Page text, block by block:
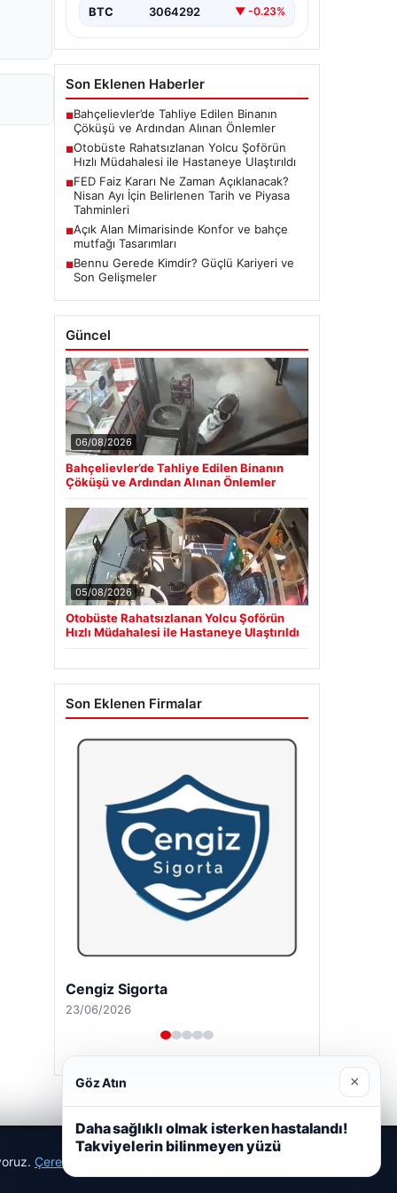
BTC 3064292 ▼ -0.23%
Son Eklenen Haberler
■Bahçelievler’de Tahliye Edilen Binanın
Çöküşü ve Ardından Alınan Önlemler
■Otobüste Rahatsızlanan Yolcu Şoförün
Hızlı Müdahalesi ile Hastaneye Ulaştırıldı
■FED Faiz Kararı Ne Zaman Açıklanacak?
Nisan Ayı İçin Belirlenen Tarih ve Piyasa
Tahminleri
■Açık Alan Mimarisinde Konfor ve bahçe
mutfağı Tasarımları
■Bennu Gerede Kimdir? Güçlü Kariyeri ve
Son Gelişmeler
Güncel
06/08/2026
Bahçelievler’de Tahliye Edilen Binanın
Çöküşü ve Ardından Alınan Önlemler
05/08/2026
Otobüste Rahatsızlanan Yolcu Şoförün
Hızlı Müdahalesi ile Hastaneye Ulaştırıldı
Son Eklenen Firmalar
Cengiz Sigorta
23/06/2026
Çerez Politikamız
Göz Atın ×
Daha sağlıklı olmak isterken hastalandı!
Takviyelerin bilinmeyen yüzü